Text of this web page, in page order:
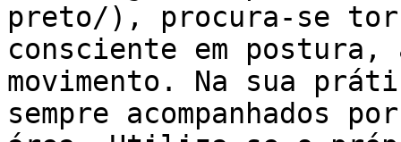
preto/), procura-se
consciente em postura,
movimento. Na sua
sempre acompanhados